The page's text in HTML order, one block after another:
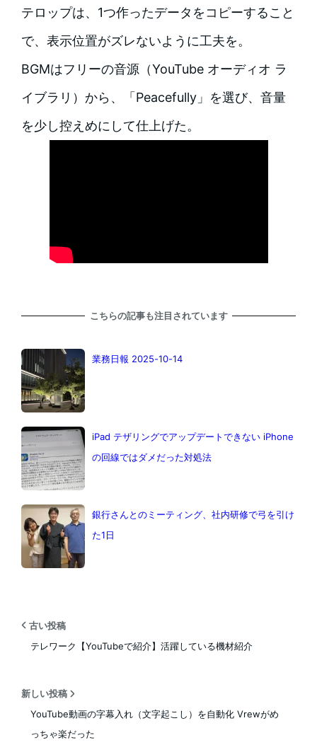
テロップは、1つ作ったデータをコピーすること
で、表示位置がズレないように工夫を。
BGMはフリーの音源（YouTube オーディオ ラ
イブラリ）から、「Peacefully」を選び、音量
を少し控えめにして仕上げた。
こちらの記事も注目されています
業務日報 2025-10-14
iPad テザリングでアップデートできない iPhone
の回線ではダメだった対処法
銀行さんとのミーティング、社内研修で弓を引け
た1日
古い投稿
テレワーク【YouTubeで紹介】活躍している機材紹介
新しい投稿
YouTube動画の字幕入れ（文字起こし）を自動化 Vrewがめ
っちゃ楽だった